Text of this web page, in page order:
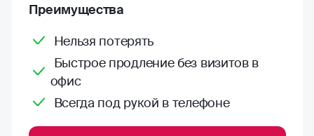
Преимущества
Нельзя потерять
Быстрое продление без визитов в
офис
Всегда под рукой в телефоне